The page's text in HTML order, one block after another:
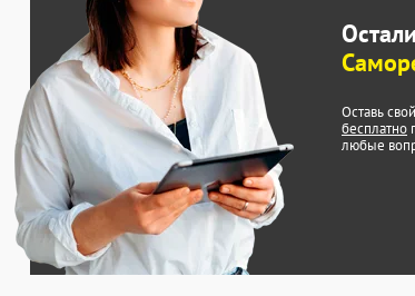
Оставь
бесплатно
любые